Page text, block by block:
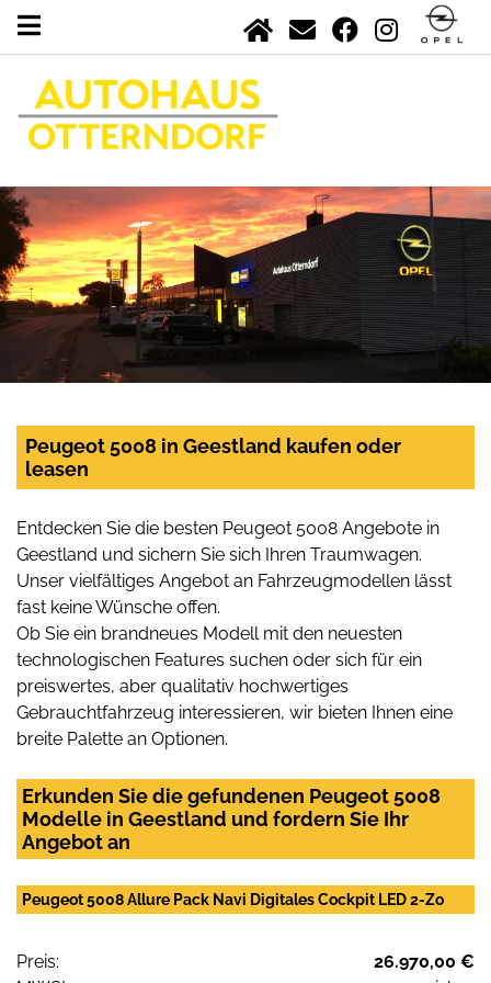
Peugeot 5008 in Geestland kaufen oder
leasen
Entdecken Sie die besten Peugeot 5008 Angebote in
Geestland und sichern Sie sich Ihren Traumwagen.
Unser vielfältiges Angebot an Fahrzeugmodellen lässt
fast keine Wünsche offen.
Ob Sie ein brandneues Modell mit den neuesten
technologischen Features suchen oder sich für ein
preiswertes, aber qualitativ hochwertiges
Gebrauchtfahrzeug interessieren, wir bieten Ihnen eine
breite Palette an Optionen.
Erkunden Sie die gefundenen Peugeot 5008
Modelle in Geestland und fordern Sie Ihr
Angebot an
Peugeot 5008 Allure Pack Navi Digitales Cockpit LED 2-Zo
Preis:
26.970,00 €